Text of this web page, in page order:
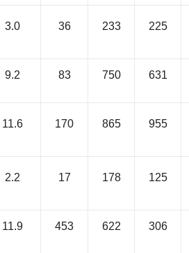
3.0 36 233 225
9.2 83 750 631
11.6 170 865 955
2.2 17 178 125
11.9 453 622 306